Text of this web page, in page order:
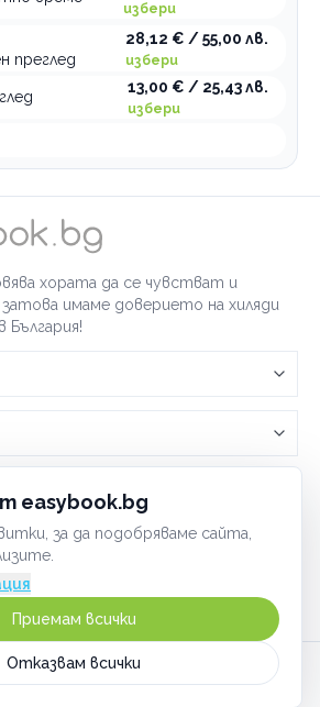
easybook.bg
за да подобряваме сайта,
Отказвам всички
Приемам всички
избери
преглед
28,12 € / 55,00 лв.
избери
13,00 € / 25,43 лв.
избери
хората да се чувстват и
имаме доверието на хиляди
България!
с easybook